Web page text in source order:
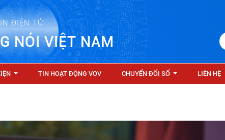
ĐIỆN TỬ
NÓI VIỆT NAM
TIN HOẠT ĐỘNG VOV CHUYỂN ĐỔI SỐ LIÊN HỆ